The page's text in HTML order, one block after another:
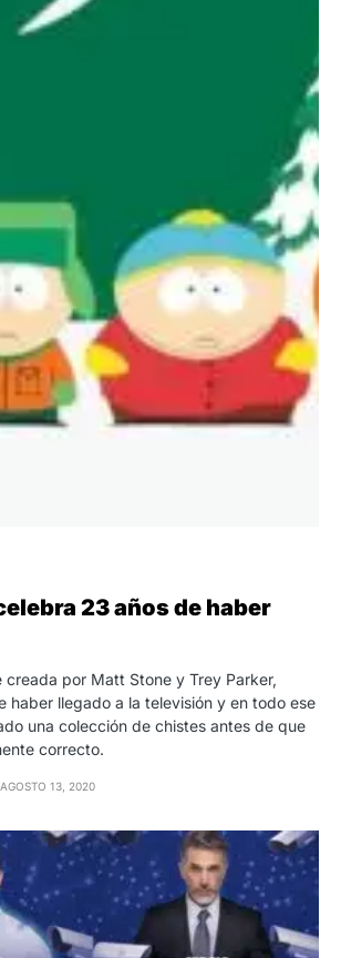
23 años de haber
creada por Matt Stone y Trey Parker,
haber llegado a la televisión y en todo ese
una colección de chistes antes de que
correcto.
AGOSTO 13, 2020